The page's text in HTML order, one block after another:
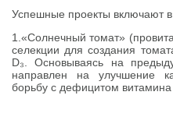
Успешные проекты включают в
1.«Солнечный томат»
селекции для создания
D₃. Основываясь на
направлен на улучшение
борьбу с дефицитом витамина